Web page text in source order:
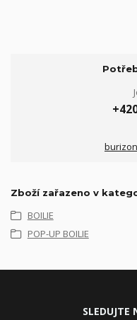
Zboží zařazeno v
BOILIE
POP-UP BOILIE
SLEDUJTE